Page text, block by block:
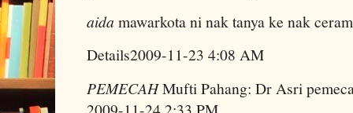
aida mawarkota ni nak tanya ke nak
Details2009-11-23 4:08 AM
PEMECAHMufti Pahang: Dr Asri